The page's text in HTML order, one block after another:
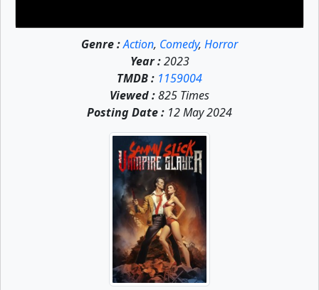
Genre :Action, Comedy, Horror
Year :2023
TMDB : 1159004
Viewed :825 Times
Posting Date : 12 May 2024